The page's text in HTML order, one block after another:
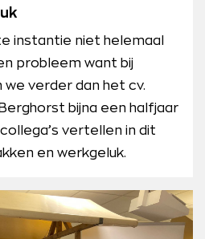
instantie niet helemaal
probleem want bij
verder dan het cv.
bijna een halfjaar
vertellen in dit
en werkgeluk.